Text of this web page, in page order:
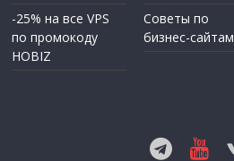
-25% на все VPS
по промокоду
HOBIZ
Советы по
бизнес-сайтам